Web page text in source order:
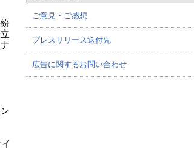
ご意見・ご感想
プレスリリース送付先
広告に関するお問い合わせ